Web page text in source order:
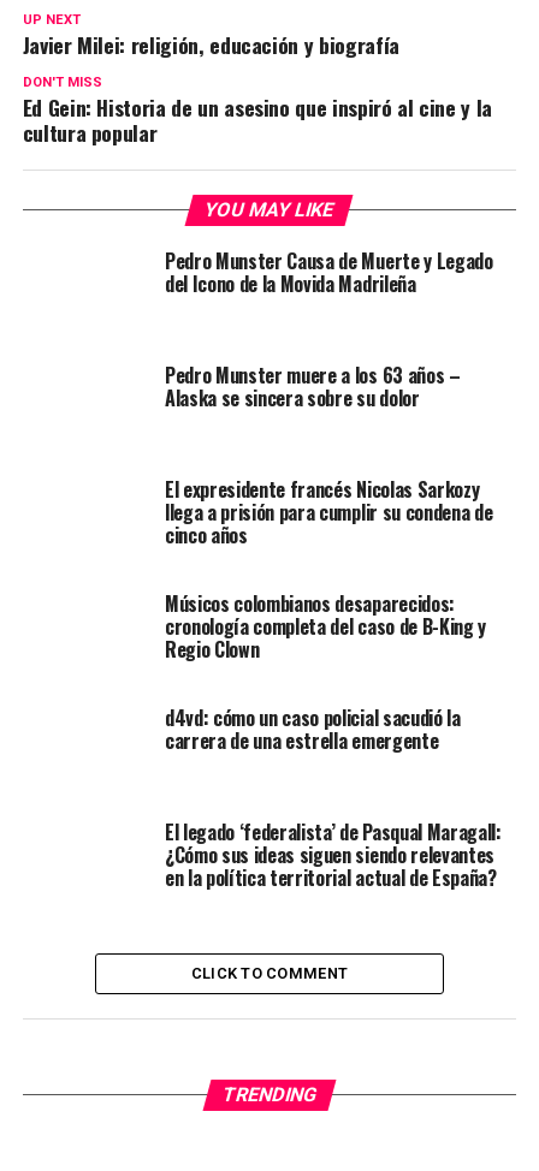
UP NEXT
Javier Milei: religión, educación y biografía
DON'T MISS
Ed Gein: Historia de un asesino que inspiró al cine y la
cultura popular
YOU MAY LIKE
Pedro Munster Causa de Muerte y Legado
del Icono de la Movida Madrileña
Pedro Munster muere a los 63 años –
Alaska se sincera sobre su dolor
El expresidente francés Nicolas Sarkozy
llega a prisión para cumplir su condena de
cinco años
Músicos colombianos desaparecidos:
cronología completa del caso de B-King y
Regio Clown
d4vd: cómo un caso policial sacudió la
carrera de una estrella emergente
El legado ‘federalista’ de Pasqual Maragall:
¿Cómo sus ideas siguen siendo relevantes
en la política territorial actual de España?
CLICK TO COMMENT
TRENDING